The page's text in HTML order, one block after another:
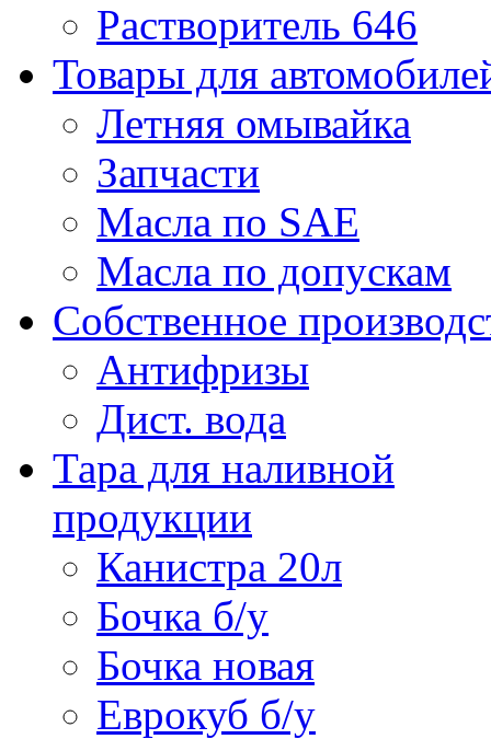
Растворитель 646
Товары для
Летняя омывайка
Запчасти
Масла по SAE
Масла по допускам
Собственное
Антифризы
Дист. вода
Тара для наливной
продукции
Канистра 20л
Бочка б/у
Бочка новая
Еврокуб б/у